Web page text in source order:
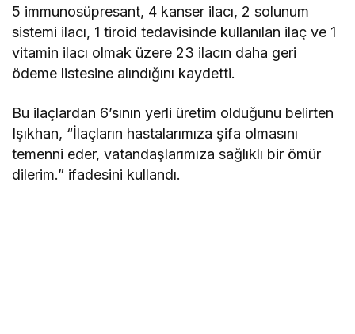
5 immunosüpresant, 4 kanser ilacı, 2 solunum
sistemi ilacı, 1 tiroid tedavisinde kullanılan ilaç ve 1
vitamin ilacı olmak üzere 23 ilacın daha geri
ödeme listesine alındığını kaydetti.
Bu ilaçlardan 6’sının yerli üretim olduğunu belirten
Işıkhan, “İlaçların hastalarımıza şifa olmasını
temenni eder, vatandaşlarımıza sağlıklı bir ömür
dilerim.” ifadesini kullandı.